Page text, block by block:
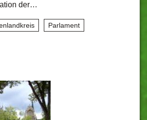
der…
Parlament